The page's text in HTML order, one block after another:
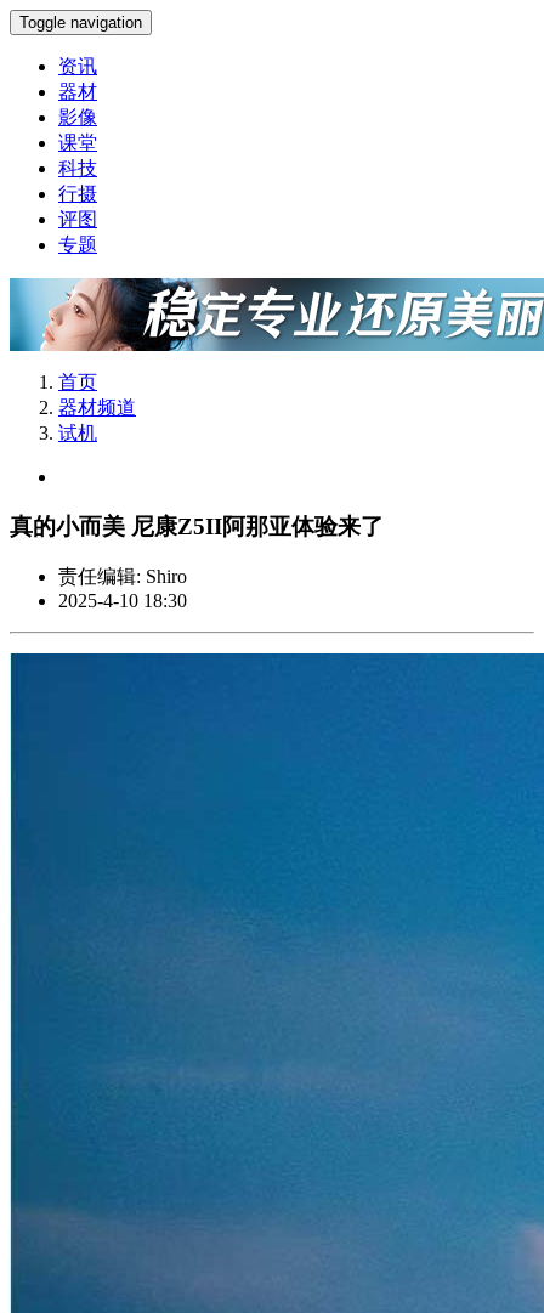
Toggle navigation
资讯
器材
影像
课堂
科技
行摄
评图
专题
首页
器材频道
试机
真的小而美 尼康Z5II阿那亚体验来了
责任编辑: Shiro
2025-4-10 18:30